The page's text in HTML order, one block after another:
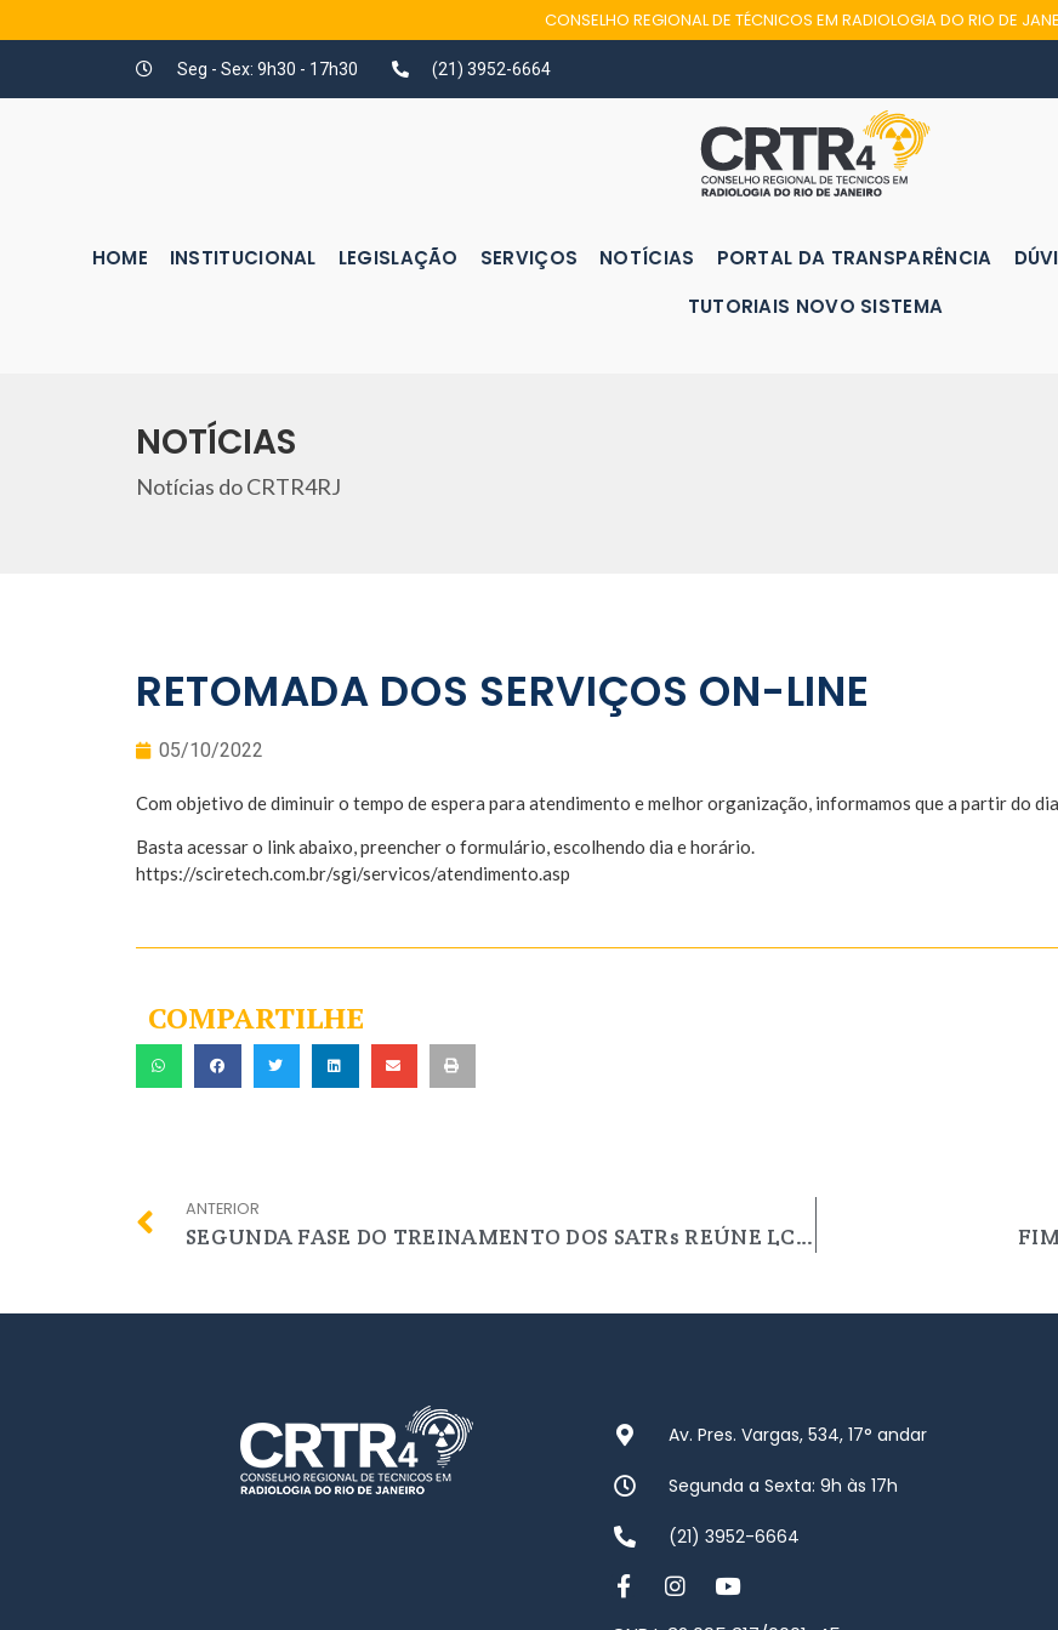
CONSELHO REGIONAL DE TÉCNICOS EM RADIOLOGIA DO RIO DE
Seg - Sex: 9h30 - 17h30 (21) 3952-6664
HOME INSTITUCIONAL LEGISLAÇÃO SERVIÇOS NOTÍCIAS PORTAL DA TRANSPARÊNCIA
TUTORIAIS NOVO SISTEMA
NOTÍCIAS
Notícias do CRTR4RJ
RETOMADA DOS SERVIÇOS ON-LINE
05/10/2022
Com objetivo de diminuir o tempo de espera para atendimento e melhor organização, informamos que a partir do
Basta acessar o link abaixo, preencher o formulário, escolhendo dia e horário.
https://sciretech.com.br/sgi/servicos/atendimento.asp
COMPARTILHE
ANTERIOR
SEGUNDA FASE DO TREINAMENTO DOS SATRs REÚNE LCR E SUB-VISAS MUNICIPAL E ESTADUAL
Av. Pres. Vargas, 534, 17° andar
Segunda a Sexta: 9h às 17h
(21) 3952-6664